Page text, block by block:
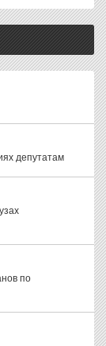
депутатам
по